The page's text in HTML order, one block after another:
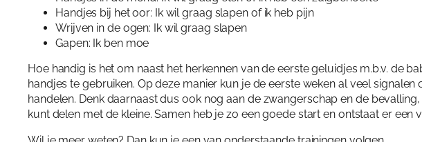
Handjes bij het oor: Ik wil graag slapen of ik heb pijn
Wrijven in de ogen: Ik wil graag slapen
Gapen: Ik ben moe
Hoe handig is het om naast het herkennen van de eerste geluidjes m.b.v. de
handjes te gebruiken. Op deze manier kun je de eerste weken al veel
handelen. Denk daarnaast dus ook nog aan de zwangerschap en de
kunt delen met de kleine. Samen heb je zo een goede start en ontstaat er een